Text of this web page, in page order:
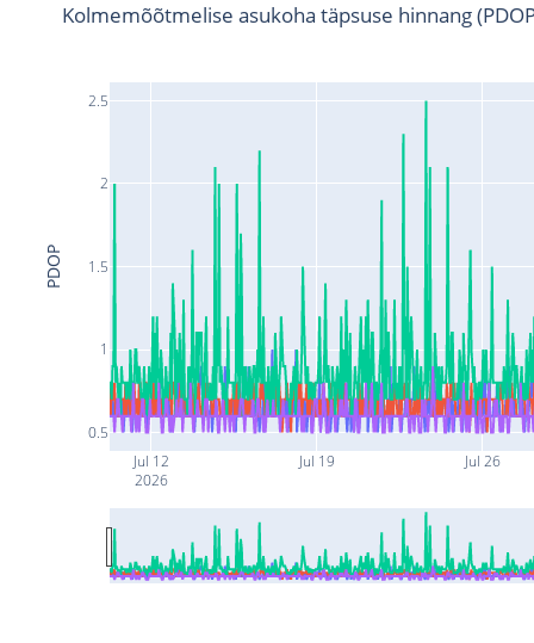
Jul 12
2026
Jul 19 Jul 26
0.5
1
1.5
2
2.5
Kolmemõõtmelise asukoha täpsuse hinnang
PDOP